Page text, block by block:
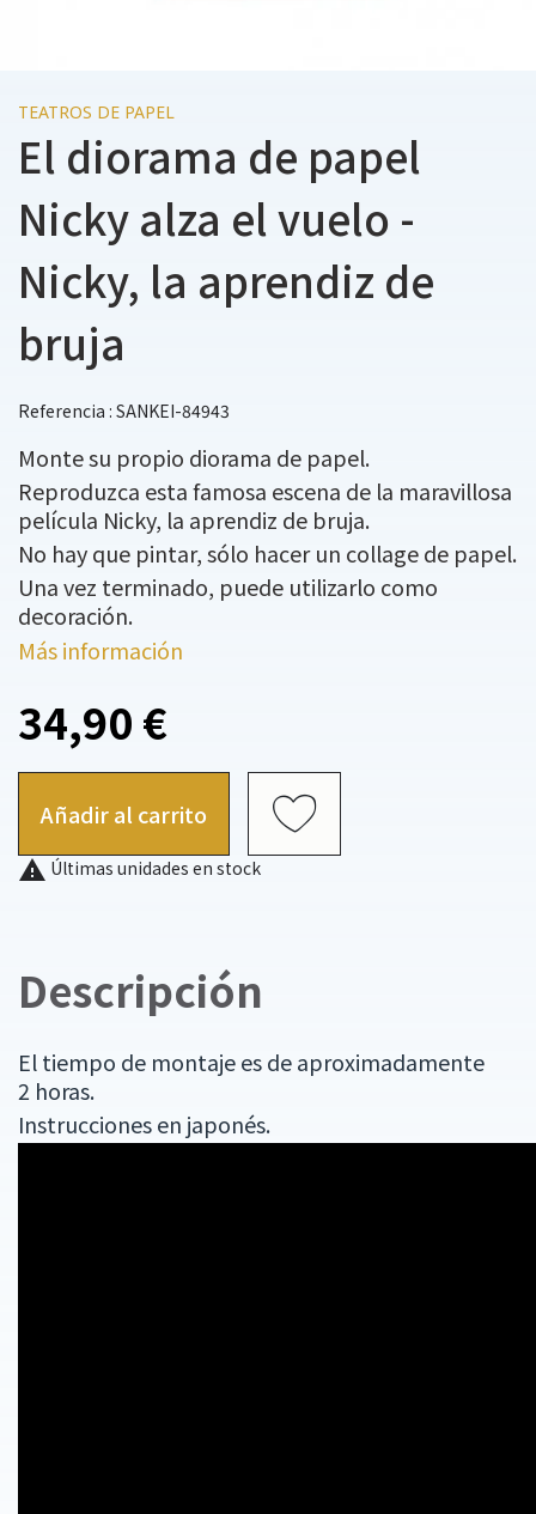
TEATROS DE PAPEL
El diorama de papel
Nicky alza el vuelo -
Nicky, la aprendiz de
bruja
Referencia : SANKEI-84943
Monte su propio diorama de papel.
Reproduzca esta famosa escena de la maravillosa
película Nicky, la aprendiz de bruja.
No hay que pintar, sólo hacer un collage de papel.
Una vez terminado, puede utilizarlo como
decoración.
Más información
34,90 €
Añadir al carrito
 Últimas unidades en stock
Descripción
El tiempo de montaje es de aproximadamente
2 horas.
Instrucciones en japonés.